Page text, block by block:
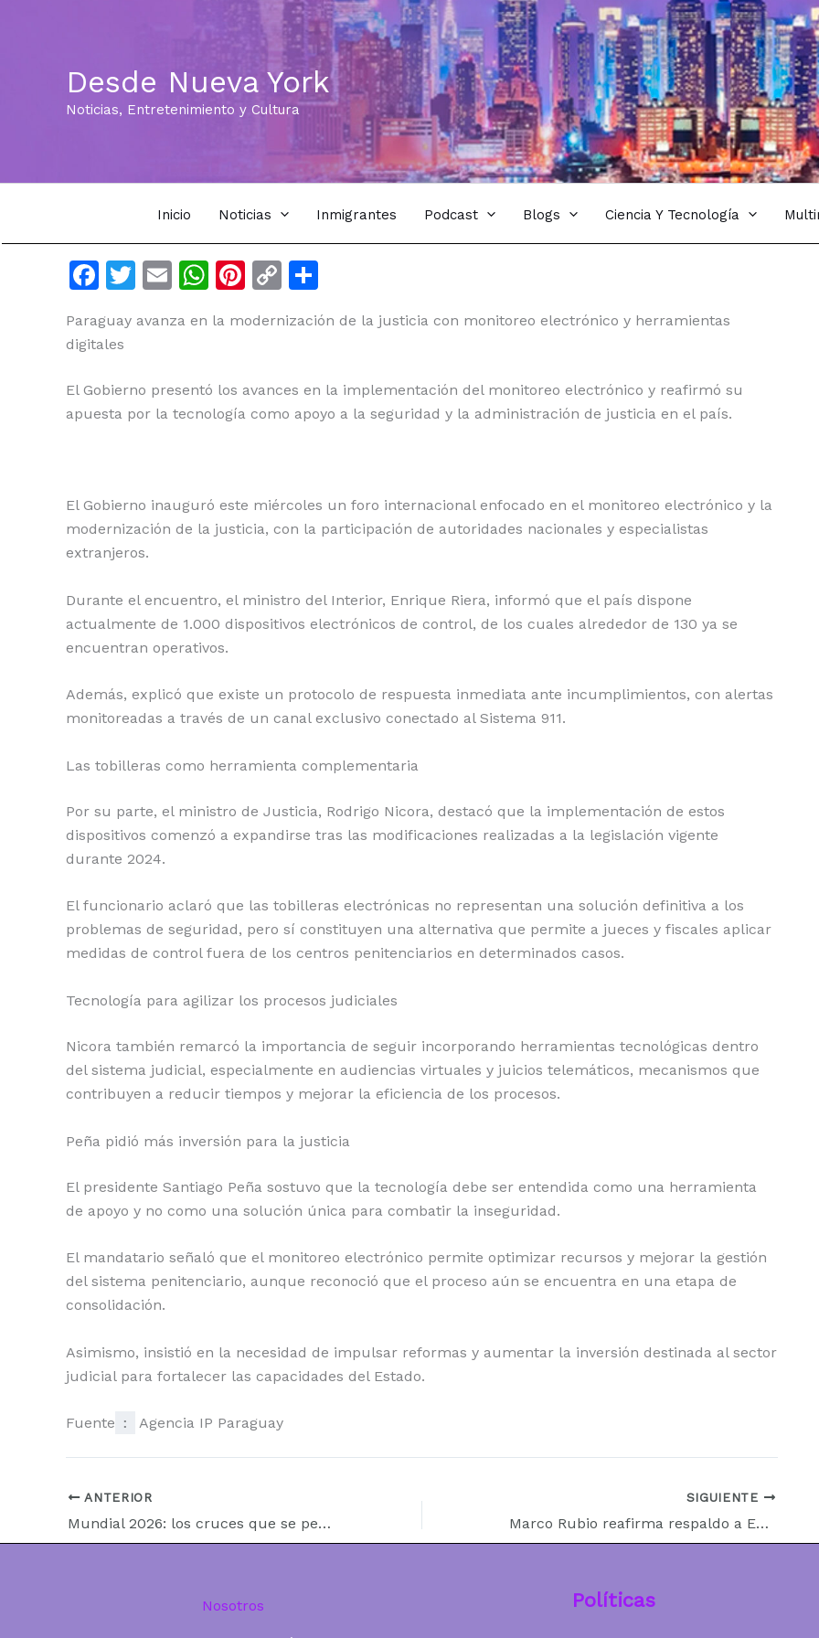
Desde Nueva York
Noticias, Entretenimiento y Cultura
Inicio Noticias Inmigrantes Podcast Blogs Ciencia Y Tecnología
F
c
b
o
T
itt
E
ai
W
at
A
p
Pi
te
st
C
p
Li
n
m
ar
ti
Paraguay avanza en la modernización de la justicia con monitoreo electrónico y herramientas
digitales
El Gobierno presentó los avances en la implementación del monitoreo electrónico y reafirmó su
apuesta por la tecnología como apoyo a la seguridad y la administración de justicia en el país.
El Gobierno inauguró este miércoles un foro internacional enfocado en el monitoreo electrónico y la
modernización de la justicia, con la participación de autoridades nacionales y especialistas
extranjeros.
Durante el encuentro, el ministro del Interior, Enrique Riera, informó que el país dispone
actualmente de 1.000 dispositivos electrónicos de control, de los cuales alrededor de 130 ya se
encuentran operativos.
Además, explicó que existe un protocolo de respuesta inmediata ante incumplimientos, con alertas
monitoreadas a través de un canal exclusivo conectado al Sistema 911.
Las tobilleras como herramienta complementaria
Por su parte, el ministro de Justicia, Rodrigo Nicora, destacó que la implementación de estos
dispositivos comenzó a expandirse tras las modificaciones realizadas a la legislación vigente
durante 2024.
El funcionario aclaró que las tobilleras electrónicas no representan una solución definitiva a los
problemas de seguridad, pero sí constituyen una alternativa que permite a jueces y fiscales aplicar
medidas de control fuera de los centros penitenciarios en determinados casos.
Tecnología para agilizar los procesos judiciales
Nicora también remarcó la importancia de seguir incorporando herramientas tecnológicas dentro
del sistema judicial, especialmente en audiencias virtuales y juicios telemáticos, mecanismos que
contribuyen a reducir tiempos y mejorar la eficiencia de los procesos.
Peña pidió más inversión para la justicia
El presidente Santiago Peña sostuvo que la tecnología debe ser entendida como una herramienta
de apoyo y no como una solución única para combatir la inseguridad.
El mandatario señaló que el monitoreo electrónico permite optimizar recursos y mejorar la gestión
del sistema penitenciario, aunque reconoció que el proceso aún se encuentra en una etapa de
consolidación.
Asimismo, insistió en la necesidad de impulsar reformas y aumentar la inversión destinada al sector
judicial para fortalecer las capacidades del Estado.
Fuente : Agencia IP Paraguay
ANTERIOR
Mundial 2026: los cruces que se perfilan para los 16avos de final tras la segunda fecha
SIGUIENTE
Marco Rubio reafirma respaldo a Emiratos Árabes Unidos en medio de tensiones con Irán
Nosotros Políticas